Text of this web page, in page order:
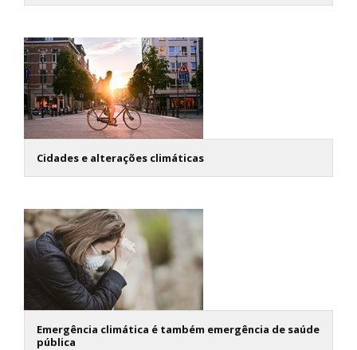
Cidades e alterações climáticas
Emergência climática é também emergência de saúde
pública